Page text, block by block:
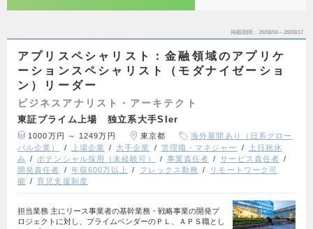
掲載期間 26/08/04～26/08/17
アプリスペシャリスト：金融領域のアプリケ
ーションスペシャリスト（モダナイゼーショ
ン）リーダー
ビジネスアナリスト・アーキテクト
東証プライム上場 独立系大手SIer
1000万円 ～ 1249万円 東京都
海外展開あり（日系グロー
バル企業）
上場企業 大手企業 管理職・マネジャー
土日祝休
み
ポテンシャル採用（未経験可） 事業責任者
サービス責任者
開発責任者
年収600万以上 フレックス勤務
リモートワーク可
能
育児支援制度
担当業務 主にリース事業者の基幹業務・戦略事業の開発プ
ロジェクトに対し、プライムベンダーのＰＬ、ＡＰＳ職とし